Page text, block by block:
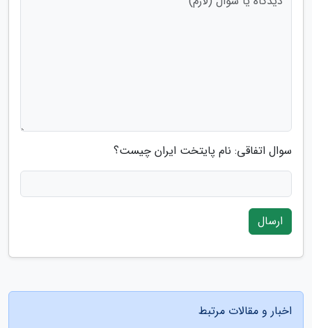
سوال اتفاقی: نام پایتخت ایران چیست؟
ارسال
اخبار و مقالات مرتبط